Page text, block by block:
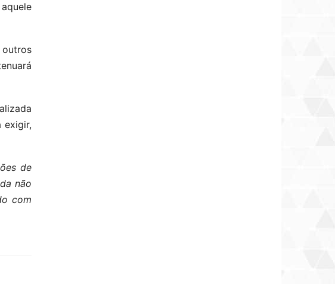
exigir,
de
não
com